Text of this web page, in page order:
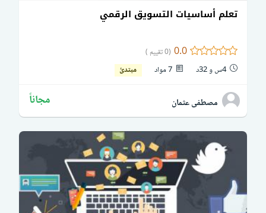
تعلم أساسيات التسويق الرقمي
0.0 (0 تقييم )
4س و 32د 7 مواد مبتدئ
مصطفى عثمان مجاناً